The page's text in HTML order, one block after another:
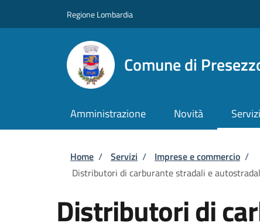
Regione Lombardia
Comune di
Amministrazione Novità Servizi
Briciole di pane
Home / Servizi / Imprese e commercio /
Distributori di carburante stradali e
Distributori di